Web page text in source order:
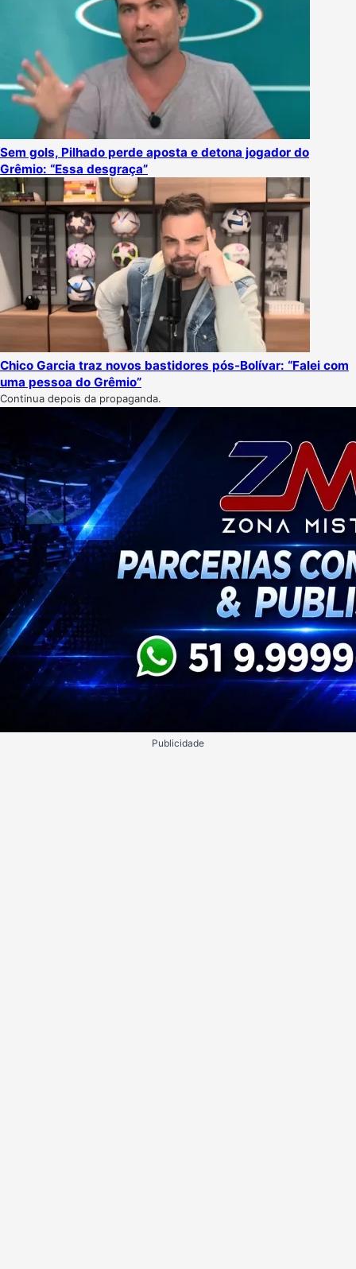
Sem gols, Pilhado perde aposta e detona jogador do
Grêmio: “Essa desgraça”
Chico Garcia traz novos bastidores pós-Bolívar: “Falei com
uma pessoa do Grêmio”
Continua depois da propaganda.
Publicidade